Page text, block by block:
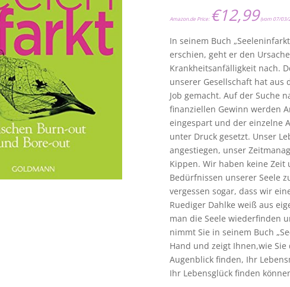
Amazon.de Price: €12,99(vom 07/03/
In seinem Buch
erschien, geht er den
Krankheitsanfälligkeit nach.
unserer Gesellschaft hat aus
Job gemacht. Auf der Suche
finanziellen Gewinn werden
eingespart und der einzelne
unter Druck gesetzt. Unser
angestiegen, unser
Kippen. Wir haben keine Zeit
Bedürfnissen unserer Seele
vergessen sogar, dass wir
Ruediger Dahlke weiß aus
man die Seele wiederfinden
nimmt Sie in seinem Buch
Hand und zeigt Ihnen,wie Sie
Augenblick finden, Ihr
Ihr Lebensglück finden